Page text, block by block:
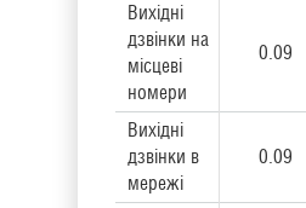
Вихідні
дзвінки на
місцеві
номери
0.09
Вихідні
дзвінки в
мережі
0.09